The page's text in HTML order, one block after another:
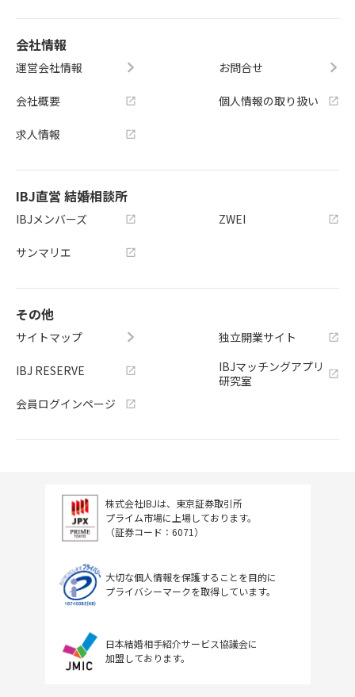
会社情報
運営会社情報
会社概要
求人情報
お問合せ
個人情報の取り扱い
IBJ直営 結婚相談所
IBJメンバーズ
サンマリエ
ZWEI
その他
サイトマップ
IBJ RESERVE
会員ログインページ
独立開業サイト
IBJマッチングアプリ
研究室
株式会社IBJは、東京証券取引所
プライム市場に上場しております。
（証券コード：6071）
大切な個人情報を保護することを目的に
プライバシーマークを取得しています。
日本結婚相手紹介サービス協議会に
加盟しております。